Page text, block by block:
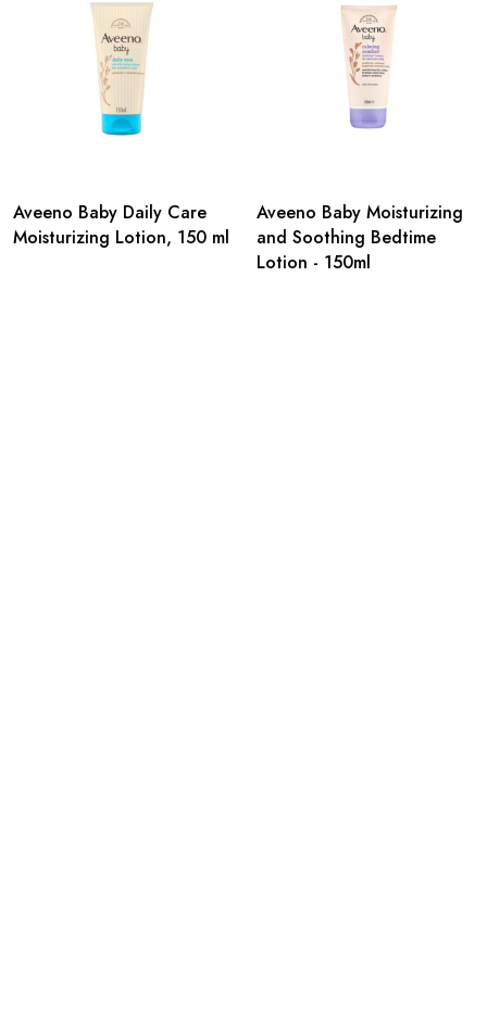
Aveeno Baby Daily Care
Moisturizing Lotion, 150 ml
Aveeno Baby Moisturizing
and Soothing Bedtime
Lotion - 150ml